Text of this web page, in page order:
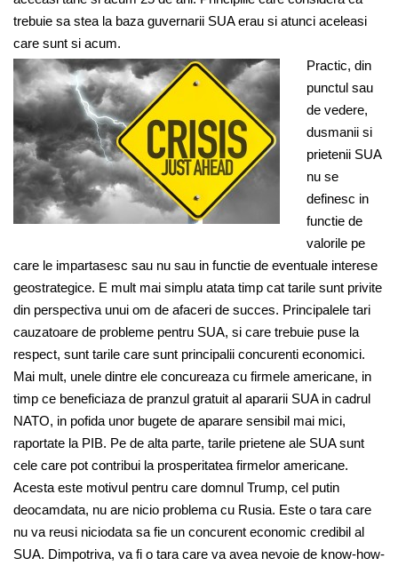
trebuie sa stea la baza guvernarii SUA erau si atunci aceleasi
care sunt si acum.
Practic, din
punctul sau
de vedere,
dusmanii si
prietenii SUA
nu se
definesc in
functie de
valorile pe
care le impartasesc sau nu sau in functie de eventuale interese
geostrategice. E mult mai simplu atata timp cat tarile sunt privite
din perspectiva unui om de afaceri de succes. Principalele tari
cauzatoare de probleme pentru SUA, si care trebuie puse la
respect, sunt tarile care sunt principalii concurenti economici.
Mai mult, unele dintre ele concureaza cu firmele americane, in
timp ce beneficiaza de pranzul gratuit al apararii SUA in cadrul
NATO, in pofida unor bugete de aparare sensibil mai mici,
raportate la PIB. Pe de alta parte, tarile prietene ale SUA sunt
cele care pot contribui la prosperitatea firmelor americane.
Acesta este motivul pentru care domnul Trump, cel putin
deocamdata, nu are nicio problema cu Rusia. Este o tara care
nu va reusi niciodata sa fie un concurent economic credibil al
SUA. Dimpotriva, va fi o tara care va avea nevoie de know-how-